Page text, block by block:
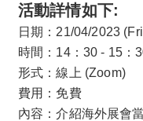
活動詳情如下:
日期：21/04/2023
時間：14：30 - 15：
形式：線上 (Zoom)
費用：免費
內容：介紹海外展會